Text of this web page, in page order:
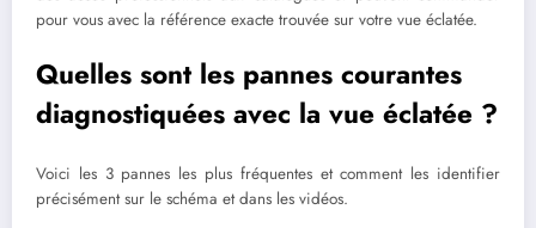
pour vous avec la référence exacte trouvée sur votre vue éclatée.
Quelles sont les pannes courantes
diagnostiquées avec la vue éclatée ?
Voici les 3 pannes les plus fréquentes et comment les identifier
précisément sur le schéma et dans les vidéos.